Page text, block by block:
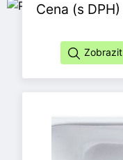
Cena (s DPH)
Zobrazit